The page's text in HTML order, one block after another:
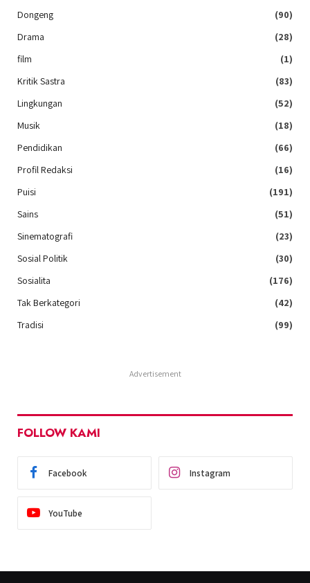
Dongeng
(90)
Drama
(28)
film
(1)
Kritik Sastra
(83)
Lingkungan
(52)
Musik
(18)
Pendidikan
(66)
Profil Redaksi
(16)
Puisi
(191)
Sains
(51)
Sinematografi
(23)
Sosial Politik
(30)
Sosialita
(176)
Tak Berkategori
(42)
Tradisi
(99)
Advertisement
FOLLOW KAMI
Facebook Instagram
YouTube